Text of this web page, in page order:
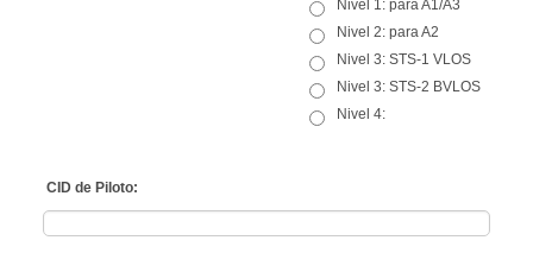
Nivel 1: para A1/A3
Nivel 2: para A2
Nivel 3: STS-1 VLOS
Nivel 3: STS-2 BVLOS
Nivel 4:
CID de Piloto: